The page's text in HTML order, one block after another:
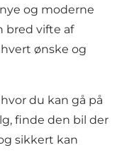
og moderne
bred vifte af
ønske og
du kan gå på
finde den bil der
sikkert kan